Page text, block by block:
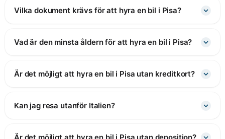
Vilka dokument krävs för att hyra en bil i Pisa?
Vad är den minsta åldern för att hyra en bil i Pisa?
Är det möjligt att hyra en bil i Pisa utan kreditkort?
Kan jag resa utanför Italien?